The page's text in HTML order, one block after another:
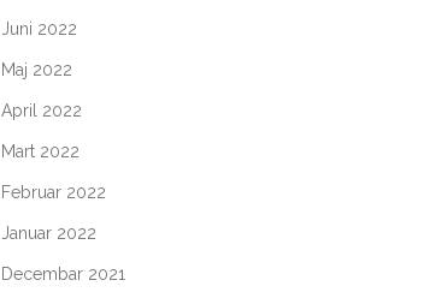
Juni 2022
Maj 2022
April 2022
Mart 2022
Februar 2022
Januar 2022
Decembar 2021